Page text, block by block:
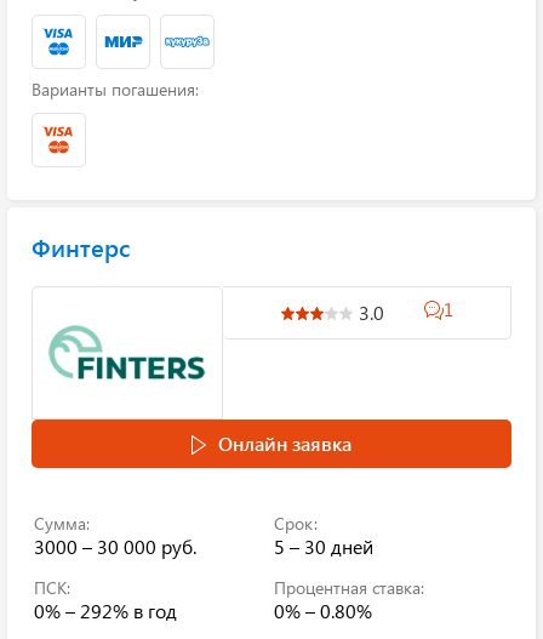
Варианты погашения:
Финтерс
3.0 1
Онлайн заявка
Сумма:
3000 – 30 000 руб.
Срок:
5 – 30 дней
ПСК:
0% – 292% в год
Процентная ставка:
0% – 0.80%